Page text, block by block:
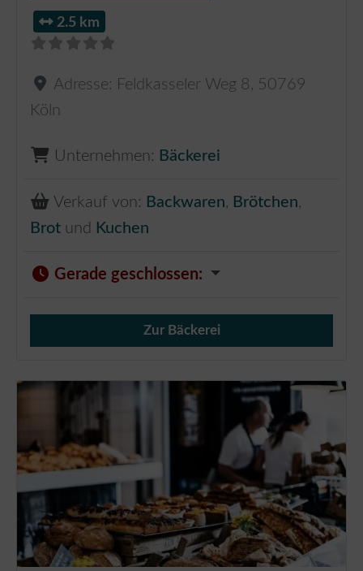
2.5 km
Adresse: Feldkasseler Weg 8 , 50769
Köln
Unternehmen: Bäckerei
Verkauf von: Backwaren, Brötchen,
Brot und Kuchen
Gerade geschlossen:
Verkauf von Brötchen,
Zur Bäckerei